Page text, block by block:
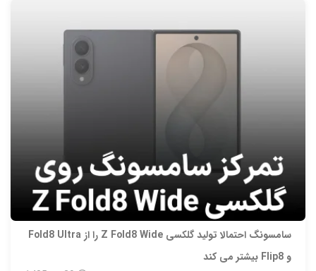
سامسونگ احتمالا تولید گلکسی Z Fold8 Wide را از Fold8 Ultra
و Flip8 بیشتر می‌ کند